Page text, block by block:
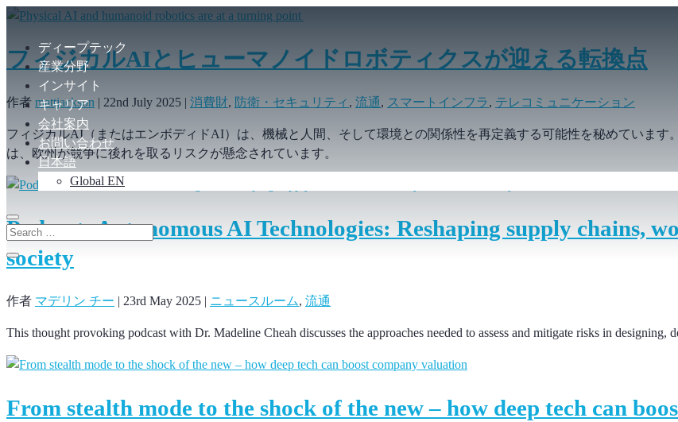
ディープテック
産業分野
インサイト
キャリア
会社案内
お問い合わせ
日本語
Global EN
フィジカルAIとヒューマノイドロボティクスが迎える転換点
作者 mattjackson | 22nd July 2025 | 消費財, 防衛・セキュリティ , 流通, スマートインフラ, テレコミュニケーション
フィジカルAI（またはエンボディドAI）は、機械と人間、そして環境との関係性を再定義する可能性を秘めています
は、欧州が競争に後れを取るリスクが懸念されています。
Podcast: Autonomous AI Technologies: Reshaping supply chains,
society
作者 マデリン チー | 23rd May 2025 | ニュースルーム, 流通
This thought provoking podcast with Dr. Madeline Cheah discusses the approaches needed to assess and mitigate risks in designing,
From stealth mode to the shock of the new – how deep tech can